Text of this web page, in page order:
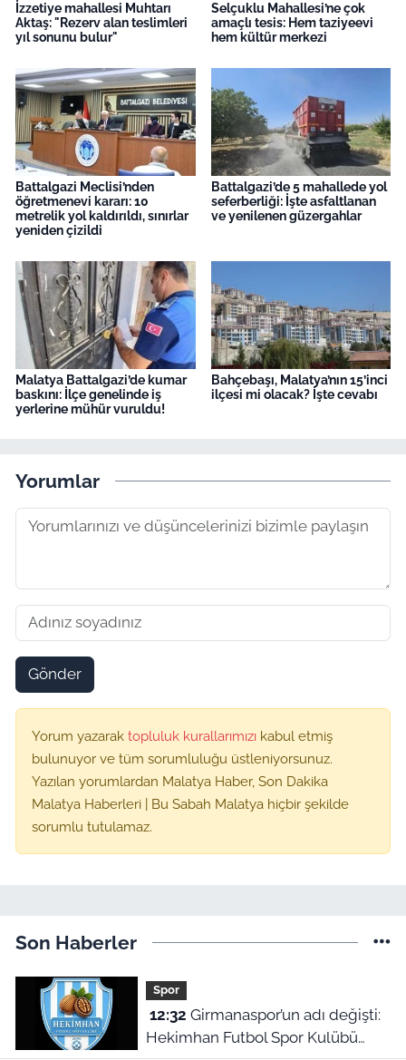
İzzetiye mahallesi Muhtarı
Aktaş: "Rezerv alan teslimleri
yıl sonunu bulur"
Selçuklu Mahallesi’ne çok
amaçlı tesis: Hem taziyeevi
hem kültür merkezi
Battalgazi Meclisi’nden
öğretmenevi kararı: 10
metrelik yol kaldırıldı, sınırlar
yeniden çizildi
Battalgazi’de 5 mahallede yol
seferberliği: İşte asfaltlanan
ve yenilenen güzergahlar
Malatya Battalgazi’de kumar
baskını: İlçe genelinde iş
yerlerine mühür vuruldu!
Bahçebaşı, Malatya’nın 15’inci
ilçesi mi olacak? İşte cevabı
Yorumlar
Gönder
Yorum yazarak topluluk kurallarımızı kabul etmiş
bulunuyor ve tüm sorumluluğu üstleniyorsunuz.
Yazılan yorumlardan Malatya Haber, Son Dakika
Malatya Haberleri | Bu Sabah Malatya hiçbir şekilde
sorumlu tutulamaz.
Son Haberler
Spor
12:32
Hekimhan Futbol Spor Kulübü